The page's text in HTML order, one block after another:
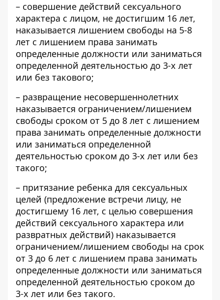
– совершение действий сексуального
характера с лицом, не достигшим 16 лет,
наказывается лишением свободы на 5-8
лет с лишением права занимать
определенные должности или заниматься
определенной деятельностью до 3-х лет
или без такового;
– развращение несовершеннолетних
наказывается ограничением/лишением
свободы сроком от 5 до 8 лет с лишением
права занимать определенные должности
или заниматься определенной
деятельностью сроком до 3-х лет или без
такого;
– притязание ребенка для сексуальных
целей (предложение встречи лицу, не
достигшему 16 лет, с целью совершения
действий сексуального характера или
развратных действий) наказывается
ограничением/лишением свободы на срок
от 3 до 6 лет с лишением права занимать
определенные должности или заниматься
определенной деятельностью сроком до
3-х лет или без такого.